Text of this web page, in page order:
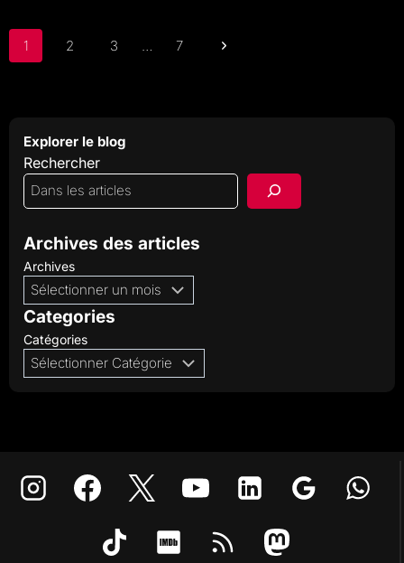
PEUT
CHANGER
TOUTE
LA
Navigation
de
1 2 3 7
Page
Explorer le blog
Rechercher
Archives des articles
Archives
Categories
Catégories